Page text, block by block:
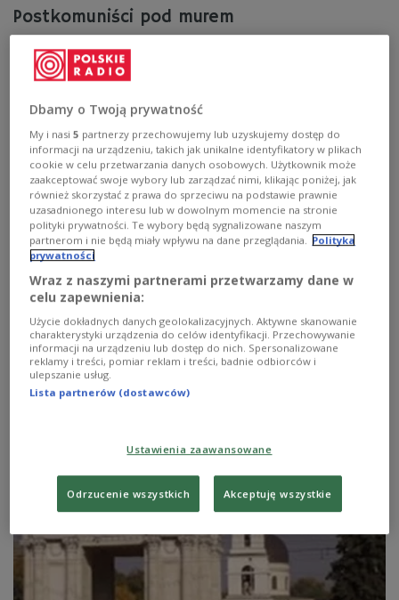
Postkomuniści pod murem
Unia Europejska być może zmusi rząd w Kiszyniowie do
przeprowadzenia ponownych wyborów.
Rumunia
Mołdawia zagrożona?
Polskie i Ukraińskie organizacje pozarządowe apelują w
sprawie kryzysu politycznego w Mołdawii.
Dbamy o Twoją prywatność
My i nasi5 partnerzy przechowujemy lub uzyskujemy dostęp do
informacji na urządzeniu, takich jak unikalne identyfikatory w plikach
cookie w celu przetwarzania danych osobowych. Użytkownik może
zaakceptować swoje wybory lub zarządzać nimi, klikając poniżej, jak
również skorzystać z prawa do sprzeciwu na podstawie prawnie
uzasadnionego interesu lub w dowolnym momencie na stronie
polityki prywatności. Te wybory będą sygnalizowane naszym
partnerom i nie będą miały wpływu na dane przeglądania. Polityka
prywatności
Wraz z naszymi partnerami przetwarzamy dane w
celu zapewnienia:
Użycie dokładnych danych geolokalizacyjnych. Aktywne skanowanie
charakterystyki urządzenia do celów identyfikacji. Przechowywanie
informacji na urządzeniu lub dostęp do nich. Spersonalizowane
reklamy i treści, pomiar reklam i treści, badnie odbiorców i
ulepszanie usług.
Lista partnerów (dostawców)
Ustawienia zaawansowane
Odrzucenie wszystkich Akceptuję wszystkie